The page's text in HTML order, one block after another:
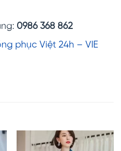
0986 368 862
phục Việt 24h – VIE